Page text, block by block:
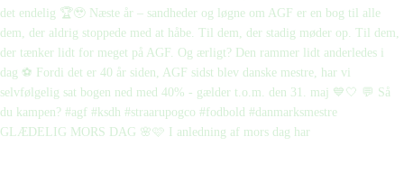
GLÆDELIG MORS DAG 🌸🩷 I anledning af mors dag har